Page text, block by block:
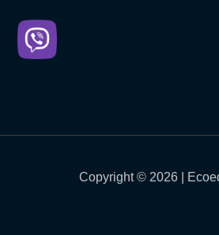
Copyright © 2026 |